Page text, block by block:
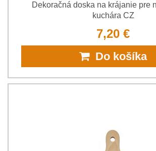
Dekoračná doska na krájanie pre
kuchára CZ
7,20 €
Do košíka